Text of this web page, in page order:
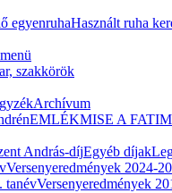
egyenruhaHasznált ruha
szakkörök
Archívum
EMLÉKMISE A
András-díjEgyéb díjak
Versenyeredmények 2024-
tanévVersenyeredmények